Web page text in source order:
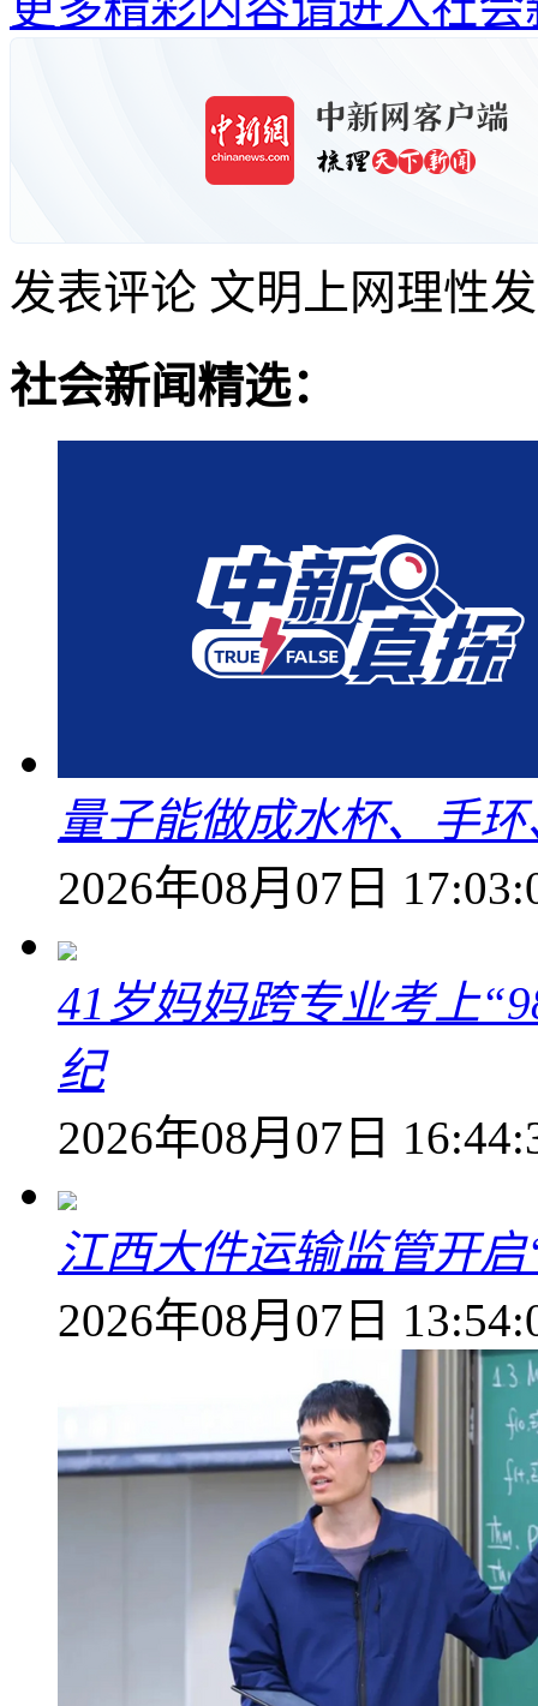
发表评论 文明上网理性
社会新闻精选：
量子能做成水杯、手
2026年08月07日
41岁妈妈跨专业考上
纪
2026年08月07日
江西大件运输监管开
2026年08月07日